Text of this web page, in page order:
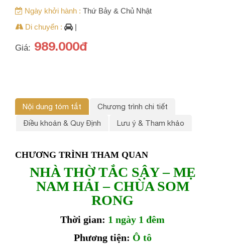
Ngày khởi hành : Thứ Bảy & Chủ Nhật
Di chuyển :
|
Giá: 989.000đ
Nội dung tóm tắt
Chương trình chi tiết
Điều khoản & Quy Định
Lưu ý & Tham khảo
CHƯƠNG TRÌNH THAM QUAN
NHÀ THỜ TẮC SẬY – MẸ
NAM HẢI – CHÙA SOM
RONG
Thời gian: 1 ngày 1 đêm
Phương tiện: Ô tô